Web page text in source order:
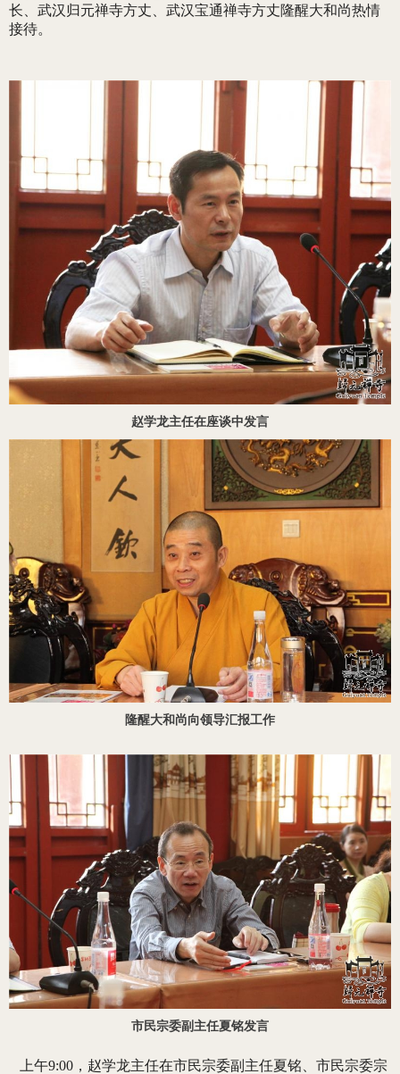
长、 武汉归元禅寺方丈、 武汉宝通禅寺方丈隆醒大和尚热情
接待。
赵学龙主任在座谈中发言
隆醒大和尚向领导汇报工作
市民宗委副主任夏铭发言
上午9:00，赵学龙主任在市民宗委副主任夏铭、市民宗委宗